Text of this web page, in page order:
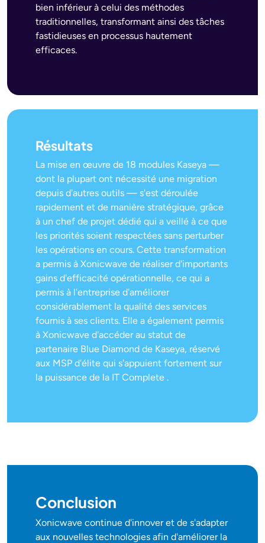
bien inférieur à celui des méthodes
traditionnelles, transformant ainsi des tâches
fastidieuses en processus hautement
efficaces.
Résultats
La mise en œuvre de 18 modules Kaseya —
dont la plupart ont nécessité une migration
depuis d'autres outils — s'est déroulée
rapidement et de manière stratégique, grâce
à un chef de projet dédié qui a veillé à ce que
les priorités soient respectées sans perturber
les opérations en cours. Cette transformation
a permis à Xonicwave de réaliser d'importants
gains d'efficacité opérationnelle, ce qui a
permis à l'entreprise d'améliorer
considérablement la qualité des services
fournis à ses clients. Elle a également permis
à Xonicwave d'accéder au statut de
partenaire Blue Diamond de Kaseya, réservé
aux MSP d'élite qui s'appuient fortement sur
la puissance de la IT Complete .
Conclusion
Xonicwave continue d'innover et de s'adapter
aux nouvelles technologies afin d'améliorer la